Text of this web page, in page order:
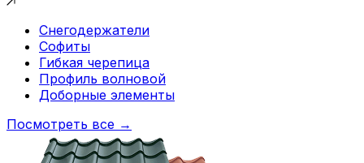
Снегодержатели
Софиты
Гибкая черепица
Профиль волновой
Доборные элементы
Посмотреть все →